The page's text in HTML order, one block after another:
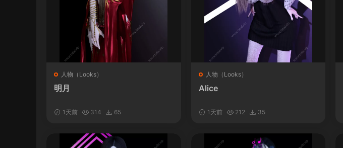
人物（Looks）
明月
1天前 314 65
人物（Looks）
Alice
1天前 212 35